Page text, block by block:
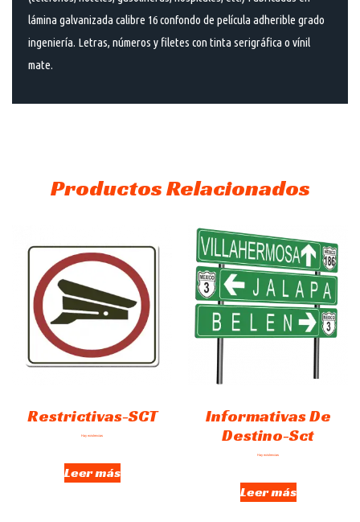
lámina galvanizada calibre 16 confondo de película adherible grado
ingeniería. Letras, números y filetes con tinta serigráfica o vínil
mate.
Productos Relacionados
Restrictivas-SCT
Hay existencias
Leer más
Informativas De
Destino-Sct
Hay existencias
Leer más